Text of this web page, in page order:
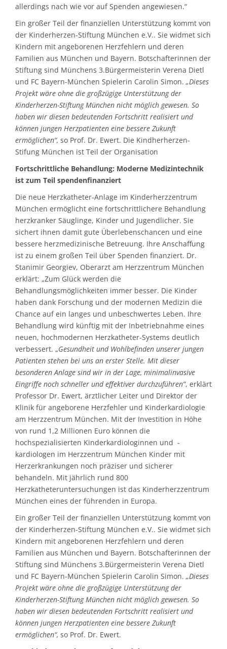
allerdings nach wie vor auf Spenden angewiesen.“
Ein großer Teil der finanziellen Unterstützung kommt von
der Kinderherzen-Stiftung München e.V.. Sie widmet sich
Kindern mit angeborenen Herzfehlern und deren
Familien aus München und Bayern. Botschafterinnen der
Stiftung sind Münchens 3.Bürgermeisterin Verena Dietl
und FC Bayern-München Spielerin Carolin Simon. „Dieses
Projekt wäre ohne die großzügige Unterstützung der
Kinderherzen-Stiftung München nicht möglich gewesen. So
haben wir diesen bedeutenden Fortschritt realisiert und
können jungen Herzpatienten eine bessere Zukunft
ermöglichen“, so Prof. Dr. Ewert. Die Kindherherzen-
Stifung München ist Teil der Organisation
Fortschrittliche Behandlung: Moderne Medizintechnik
ist zum Teil spendenfinanziert
Die neue Herzkatheter-Anlage im Kinderherzzentrum
München ermöglicht eine fortschrittlichere Behandlung
herzkranker Säuglinge, Kinder und Jugendlicher. Sie
sichert ihnen damit gute Überlebenschancen und eine
bessere herzmedizinische Betreuung. Ihre Anschaffung
ist zu einem großen Teil über Spenden finanziert. Dr.
Stanimir Georgiev, Oberarzt am Herzzentrum München
erklärt: „Zum Glück werden die
Behandlungsmöglichkeiten immer besser. Die Kinder
haben dank Forschung und der modernen Medizin die
Chance auf ein langes und unbeschwertes Leben. Ihre
Behandlung wird künftig mit der Inbetriebnahme eines
neuen, hochmodernen Herzkatheter-Systems deutlich
verbessert. „Gesundheit und Wohlbefinden unserer jungen
Patienten stehen bei uns an erster Stelle. Mit dieser
besonderen Anlage sind wir in der Lage, minimalinvasive
Eingriffe noch schneller und effektiver durchzuführen“, erklärt
Professor Dr. Ewert, ärztlicher Leiter und Direktor der
Klinik für angeborene Herzfehler und Kinderkardiologie
am Herzzentrum München. Mit der Investition in Höhe
von rund 1,2 Millionen Euro können die
hochspezialisierten Kinderkardiologinnen und -
kardiologen im Herzzentrum München Kinder mit
Herzerkrankungen noch präziser und sicherer
behandeln. Mit jährlich rund 800
Herzkatheteruntersuchungen ist das Kinderherzzentrum
München eines der führenden in Europa.
Ein großer Teil der finanziellen Unterstützung kommt von
der Kinderherzen-Stiftung München e.V.. Sie widmet sich
Kindern mit angeborenen Herzfehlern und deren
Familien aus München und Bayern. Botschafterinnen der
Stiftung sind Münchens 3.Bürgermeisterin Verena Dietl
und FC Bayern-München Spielerin Carolin Simon. „Dieses
Projekt wäre ohne die großzügige Unterstützung der
Kinderherzen-Stiftung München nicht möglich gewesen. So
haben wir diesen bedeutenden Fortschritt realisiert und
können jungen Herzpatienten eine bessere Zukunft
ermöglichen“, so Prof. Dr. Ewert.